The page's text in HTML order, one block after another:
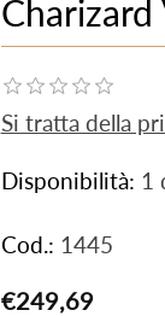
Si tratta della
Disponibilità: 1
Cod.: 1445
€249,69